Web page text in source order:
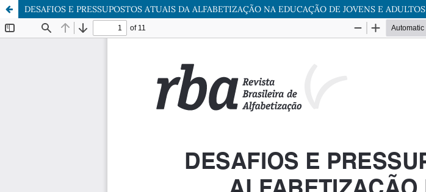
DESAFIOS E PRESSUPOSTOS ATUAIS DA ALFABETIZAÇÃO NA EDUCAÇÃO DE JOVENS E ADULTOS